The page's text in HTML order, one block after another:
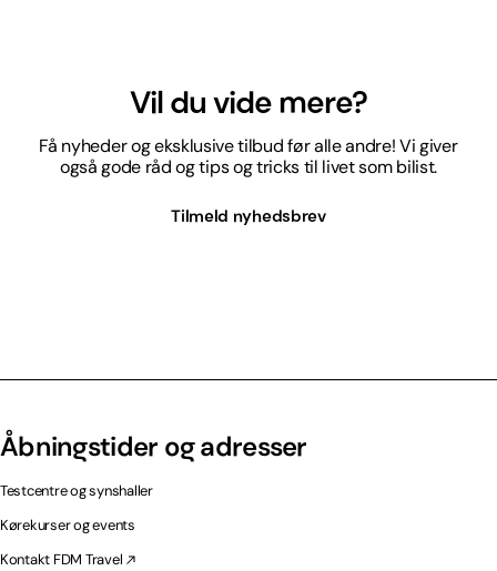
Vil du vide mere?
Få nyheder og eksklusive tilbud før alle andre! Vi giver
også gode råd og tips og tricks til livet som bilist.
Tilmeld nyhedsbrev
Åbningstider og adresser
Testcentre og synshaller
Kørekurser og events
Kontakt FDM Travel